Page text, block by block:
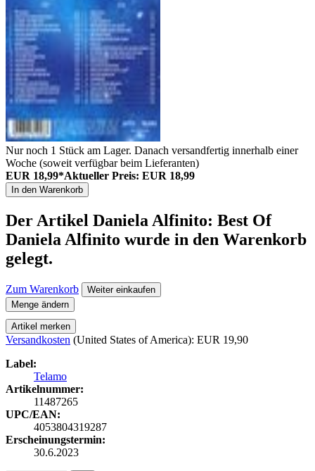
Nur noch 1 Stück am Lager. Danach versandfertig innerhalb einer
Woche (soweit verfügbar beim Lieferanten)
EUR 18,99*Aktueller Preis: EUR 18,99
In den Warenkorb
Der Artikel Daniela Alfinito: Best Of
Daniela Alfinito wurde in den Warenkorb
gelegt.
Zum Warenkorb
Weiter einkaufen
Menge ändern
Artikel merken
Versandkosten (United States of America): EUR 19,90
Label:
Telamo
Artikelnummer:
11487265
UPC/EAN:
4053804319287
Erscheinungstermin:
30.6.2023